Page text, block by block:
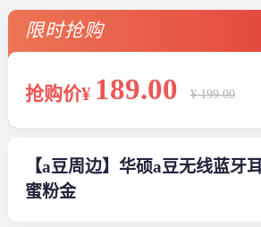
限时抢购
抢购价¥ 189.00 ¥ 199.00
【a豆周边】华硕a豆无线蓝牙
蜜粉金